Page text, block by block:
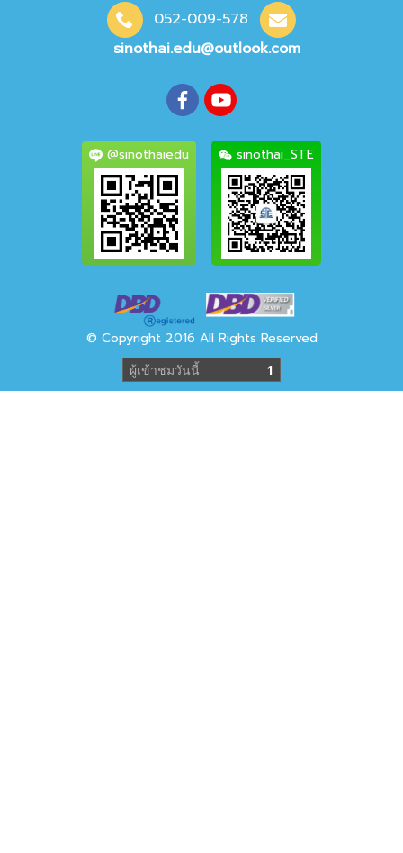
052-009-578
sinothai.edu@outlook.com
@sinothaiedu sinothai_STE
© Copyright 2016 All Rights Reserved
ผู้เข้าชมวันนี้ 1